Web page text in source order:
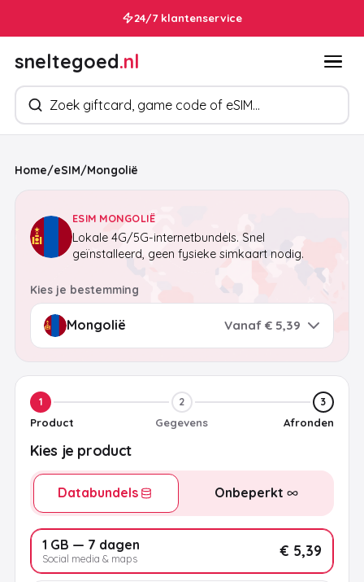
24/7 klantenservice
sneltegoed.nl
Zoek producten
Home/eSIM/Mongolië
ESIM MONGOLIË
Lokale 4G/5G-internetbundels. Snel
geïnstalleerd, geen fysieke simkaart nodig.
Kies je bestemming
Vanaf € 5,39
1
Product
2
Gegevens
3
Afronden
Kies je product
Databundels Onbeperkt
1 GB — 7 dagen
Social media & maps € 5,39